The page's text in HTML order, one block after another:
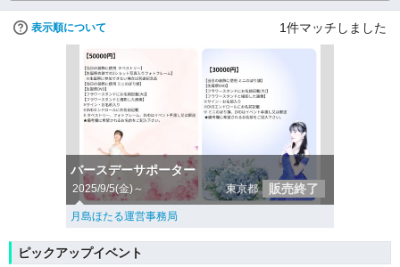
表示順について 1件マッチしました
バースデーサポーター
2025/9/5(金)～ 東京都 販売終了
月島ほたる運営事務局
ピックアップイベント